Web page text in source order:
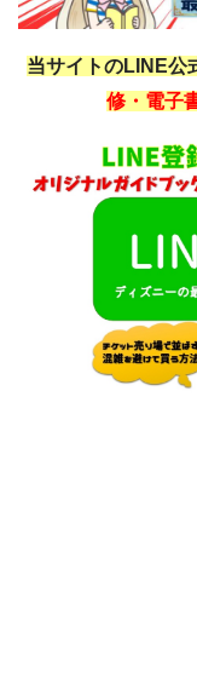
当サイトのLINE公
修・電子